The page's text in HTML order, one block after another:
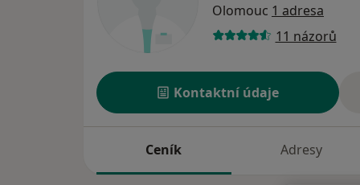
Olomouc 1 adresa
11 názorů
Kontaktní údaje
Ceník Adresy